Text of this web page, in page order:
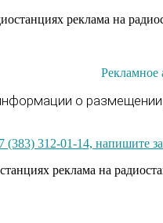
Рекламное
о
312-01-14, напишите